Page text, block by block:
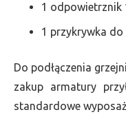
1 odpowietrznik
1 przykrywka do
Do podłączenia
zakup armatury
standardowe